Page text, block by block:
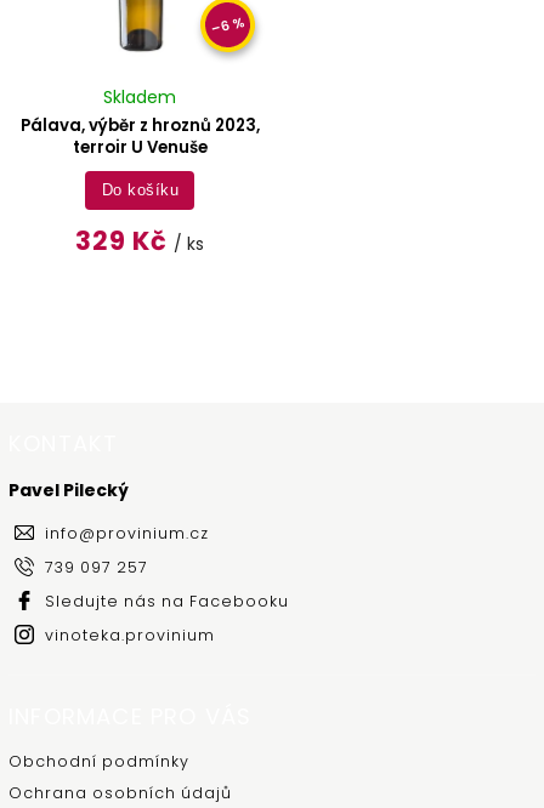
–6 %
Pálava, výběr z hroznů 2023,
terroir U Venuše
Skladem
329 Kč / ks
Do košíku
Pavel Pilecký
info@provinium.cz
739 097 257
Sledujte nás na Facebooku
vinoteka.provinium
Obchodní podmínky
Ochrana osobních údajů